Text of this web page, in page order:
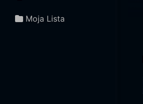
Moja Lista